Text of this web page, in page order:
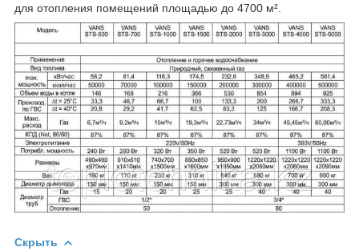
для отопления помещений площадью до 4700 м².
Скрыть